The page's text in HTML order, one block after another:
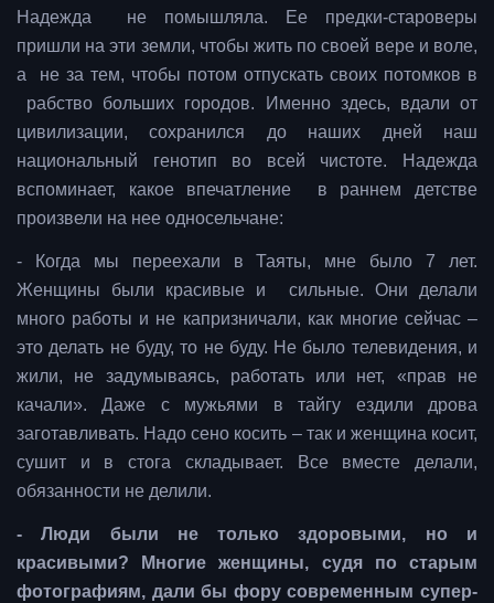
Надежда не помышляла. Ее предки-староверы
пришли на эти земли, чтобы жить по своей вере и воле,
а не за тем, чтобы потом отпускать своих потомков в
рабство больших городов. Именно здесь, вдали от
цивилизации, сохранился до наших дней наш
национальный генотип во всей чистоте. Надежда
вспоминает, какое впечатление в раннем детстве
произвели на нее односельчане:
- Когда мы переехали в Таяты, мне было 7 лет.
Женщины были красивые и сильные. Они делали
много работы и не капризничали, как многие сейчас –
это делать не буду, то не буду. Не было телевидения, и
жили, не задумываясь, работать или нет, «прав не
качали». Даже с мужьями в тайгу ездили дрова
заготавливать. Надо сено косить – так и женщина косит,
сушит и в стога складывает. Все вместе делали,
обязанности не делили.
- Люди были не только здоровыми, но и
красивыми? Многие женщины, судя по старым
фотографиям, дали бы фору современным супер-